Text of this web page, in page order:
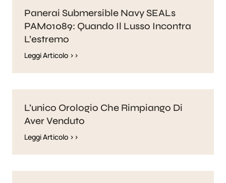
Panerai Submersible Navy SEALs
PAM01089: Quando Il Lusso Incontra
L’estremo
Leggi Articolo >>
L’unico Orologio Che Rimpiango Di
Aver Venduto
Leggi Articolo >>